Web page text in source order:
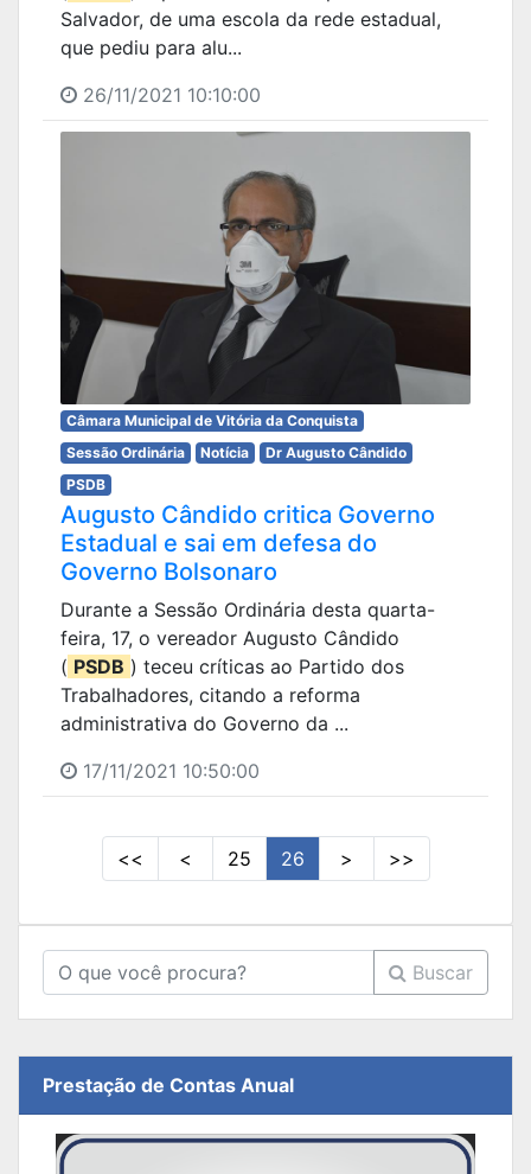
Salvador, de uma escola da rede estadual,
que pediu para alu...
26/11/2021 10:10:00
Câmara Municipal de Vitória da Conquista
Sessão Ordinária
Notícia
Dr Augusto Cândido
PSDB
Augusto Cândido critica Governo
Estadual e sai em defesa do
Governo Bolsonaro
Durante a Sessão Ordinária desta quarta-
feira, 17, o vereador Augusto Cândido
( PSDB ) teceu críticas ao Partido dos
Trabalhadores, citando a reforma
administrativa do Governo da ...
17/11/2021 10:50:00
<< < 25 26 > >>
Buscar
Prestação de Contas Anual